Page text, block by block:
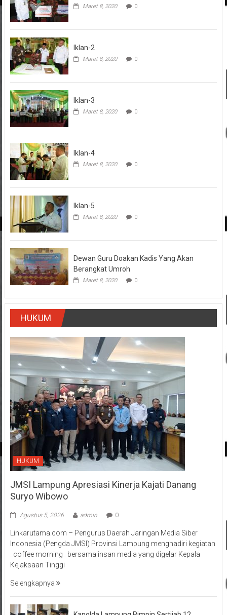
Maret 8, 2020 0
Iklan-2
Maret 8, 2020 0
Iklan-3
Maret 8, 2020 0
Iklan-4
Maret 8, 2020 0
Iklan-5
Maret 8, 2020 0
Dewan Guru Doakan Kadis Yang Akan
Berangkat Umroh
Maret 8, 2020 0
HUKUM
HUKUM
JMSI Lampung Apresiasi Kinerja Kajati Danang
Suryo Wibowo
Agustus 5, 2026 admin 0
Linkarutama.com – Pengurus Daerah Jaringan Media Siber
Indonesia (Pengda JMSI) Provinsi Lampung menghadiri kegiatan
_coffee morning_ bersama insan media yang digelar Kepala
Kejaksaan Tinggi
Selengkapnya